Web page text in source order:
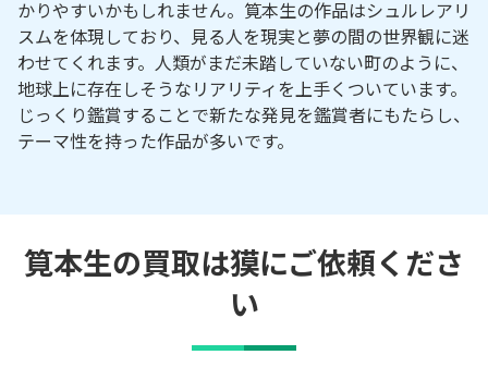
かりやすいかもしれません。筧本生の作品はシュルレアリ
スムを体現しており、見る人を現実と夢の間の世界観に迷
わせてくれます。人類がまだ未踏していない町のように、
地球上に存在しそうなリアリティを上手くついています。
じっくり鑑賞することで新たな発見を鑑賞者にもたらし、
テーマ性を持った作品が多いです。
筧本生の買取は獏にご依頼くださ
い